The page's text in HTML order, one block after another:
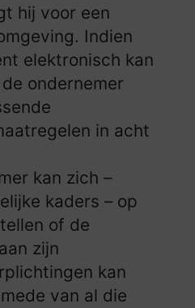
hij voor een
Indien
elektronisch kan
ondernemer
in acht
kan zich –
kaders – op
of de
zijn
kan
van al die